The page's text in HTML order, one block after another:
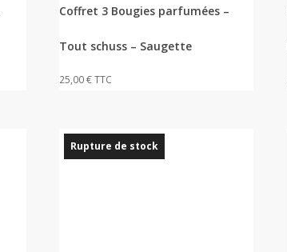
Coffret 3 Bougies parfumées –
Tout schuss – Saugette
25,00€TTC
Rupture de stock